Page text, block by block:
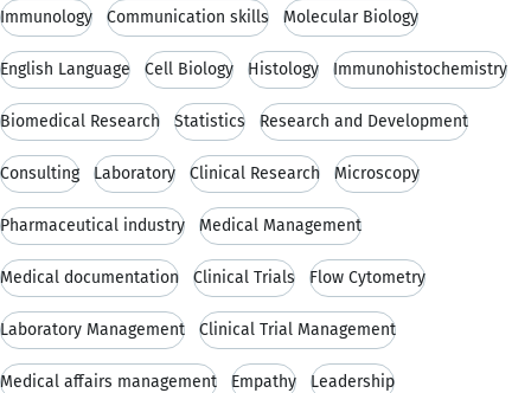
Immunology Communication skills Molecular Biology
English Language Cell Biology Histology Immunohistochemistry
Biomedical Research Statistics Research and Development
Consulting Laboratory Clinical Research Microscopy
Pharmaceutical industry Medical Management
Medical documentation Clinical Trials Flow Cytometry
Laboratory Management Clinical Trial Management
Medical affairs management Empathy Leadership